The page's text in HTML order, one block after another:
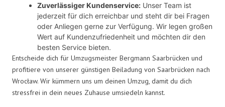
Zuverlässiger Kundenservice: Unser Team ist
jederzeit für dich erreichbar und steht dir bei Fragen
oder Anliegen gerne zur Verfügung. Wir legen großen
Wert auf Kundenzufriedenheit und möchten dir den
besten Service bieten.
Entscheide dich für Umzugsmeister Bergmann Saarbrücken und
profitiere von unserer günstigen Beiladung von Saarbrücken nach
Wrocław. Wir kümmern uns um deinen Umzug, damit du dich
stressfrei in dein neues Zuhause umsiedeln kannst.